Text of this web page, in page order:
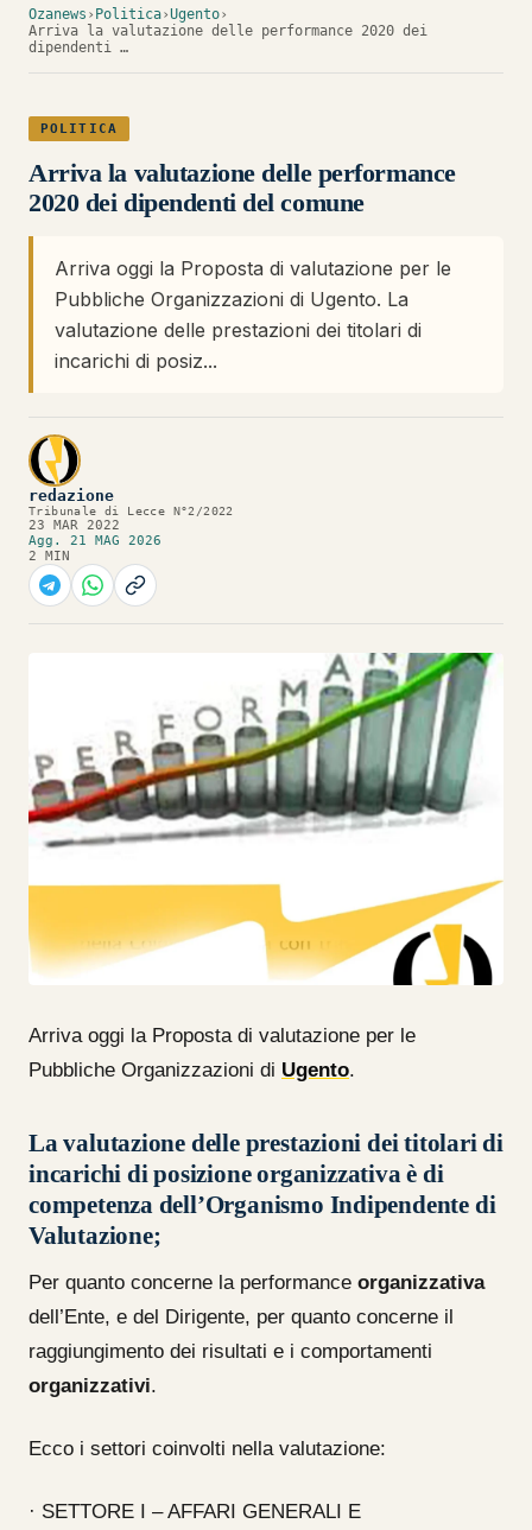
Ozanews › Politica›Ugento›
Arriva la valutazione delle performance 2020 dei
dipendenti …
POLITICA
Arriva la valutazione delle performance
2020 dei dipendenti del comune
Arriva oggi la Proposta di valutazione per le
Pubbliche Organizzazioni di Ugento. La
valutazione delle prestazioni dei titolari di
incarichi di posiz...
redazione
Tribunale di Lecce N°2/2022
23 MAR 2022
Agg. 21 MAG 2026
2 MIN
Arriva oggi la Proposta di valutazione per le
Pubbliche Organizzazioni di Ugento.
La valutazione delle prestazioni dei titolari di
incarichi diposizione organizzativa è di
competenza dell’Organismo Indipendente di
Valutazione;
Per quanto concerne la performance organizzativa
dell’Ente, e del Dirigente, per quanto concerne il
raggiungimento dei risultati e i comportamenti
organizzativi.
Ecco i settori coinvolti nella valutazione:
· SETTORE I – AFFARI GENERALI E